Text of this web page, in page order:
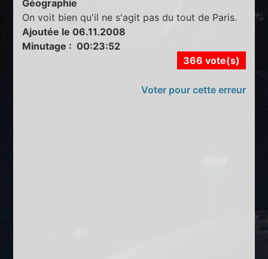
Géographie
On voit bien qu'il ne s'agit pas du tout de Paris.
Ajoutée le 06.11.2008
Minutage : 00:23:52
366 vote(s)
Voter pour cette erreur